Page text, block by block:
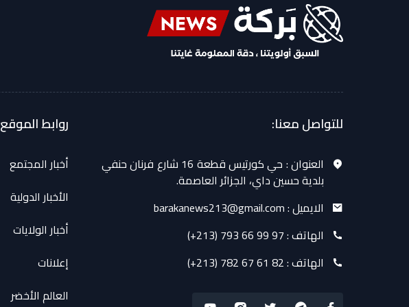
للتواصل معنا:
العنوان :
حي كورتيس قطعة 16 شارع فرنان حنفي
بلدية حسين داي، الجزائر العاصمة.
الايميل :barakanews213@gmail.com
الهاتف :(+213) 793 66 99 97
الهاتف :(+213) 782 67 61 82
روابط الموقع
أخبار المجتمع
الأخبار الدولية
أخبار الولايات
إعلانات
العالم الأخضر